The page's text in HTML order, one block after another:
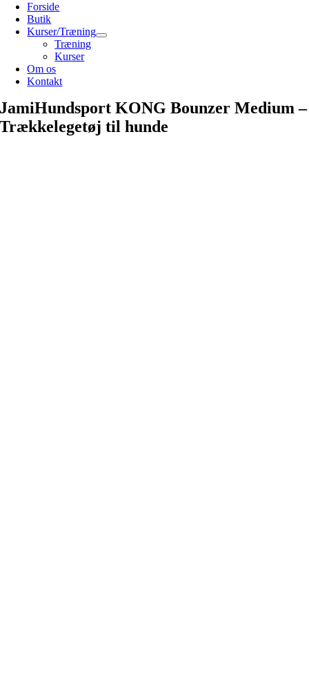
Forside
Butik
Kurser/Træning
Træning
Kurser
Om os
Kontakt
JamiHundsport KONG Bounzer Medium –
Trækkelegetøj til hunde